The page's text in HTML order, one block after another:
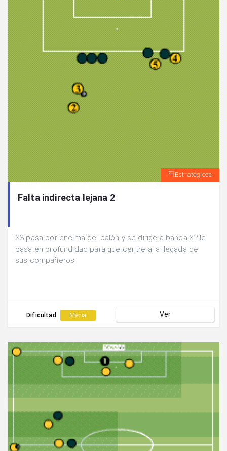
Estratégicos
Falta indirecta lejana 2
X3 pasa por encima del balón y se dirige a banda.X2 le
pasa en profundidad para que centre a la llegada de
sus compañeros.
Dificultad Media Ver